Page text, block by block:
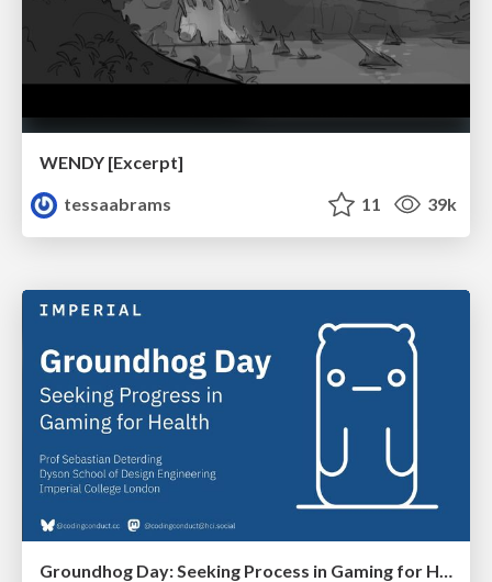
WENDY [Excerpt]
tessaabrams
11 39k
Groundhog Day: Seeking Process in Gaming for Health